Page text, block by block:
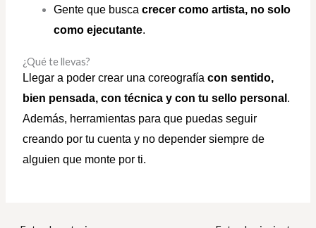
Gente que buscacrecer como artista, no solo
como ejecutante.
¿Qué te llevas?
Llegar a poder crear una coreografíacon sentido,
bien pensada, con técnica y con tu sello personal .
Además, herramientas para que puedas seguir
creando por tu cuenta y no depender siempre de
alguien que monte por ti.